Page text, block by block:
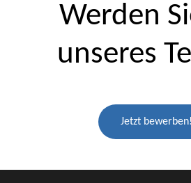
Werden
unseres
Jetzt bewerben!